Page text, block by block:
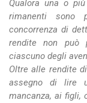
Qualora una o
rimanenti sono
concorrenza di
rendite non può
ciascuno degli
Oltre alle rendite
assegno di lire
mancanza, ai figli,